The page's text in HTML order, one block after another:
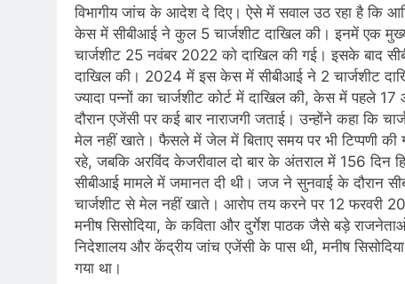
विभागीय जांच के आदेश दे दिए। ऐसे में सवाल उठ रहा है कि
केस में सीबीआई ने कुल 5 चार्जशीट दाखिल की। इनमें एक
चार्जशीट 25 नवंबर 2022 को दाखिल की गई। इसके बाद
दाखिल की। 2024 में इस केस में सीबीआई ने 2 चार्जशीट
ज्यादा पन्नों का चार्जशीट कोर्ट में दाखिल की, केस में पहले
दौरान एजेंसी पर कई बार नाराजगी जताई। उन्होंने कहा कि
मेल नहीं खाते। फैसले में जेल में बिताए समय पर भी टिप्पणी
रहे, जबकि अरविंद केजरीवाल दो बार के अंतराल में 156 दिन
सीबीआई मामले में जमानत दी थी। जज ने सुनवाई के दौरान
चार्जशीट से मेल नहीं खाते। आरोप तय करने पर 12 फरवरी
मनीष सिसोदिया, के कविता और दुर्गेश पाठक जैसे बड़े
निदेशालय और केंद्रीय जांच एजेंसी के पास थी, मनीष
गया था।